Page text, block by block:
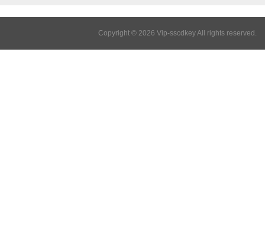
Copyright © 2026 Vip-sscdkey All rights reserved.